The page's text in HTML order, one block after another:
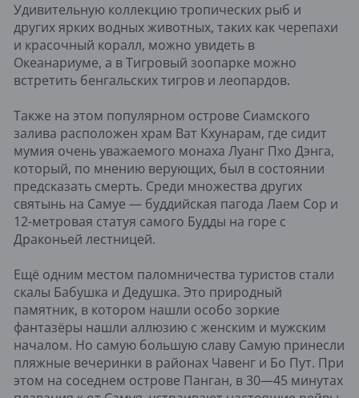
Удивительную коллекцию тропических рыб и
других ярких водных животных, таких как черепахи
и красочный коралл, можно увидеть ​в
Океанариуме, а в Тигровый зоопарке можно
встретить бенгальских тигров и леопардов.
Также на этом популярном острове Сиамского
залива расположен храм Ват Кхунарам, где сидит
мумия очень уважаемого монаха Луанг Пхо Дэнга,
который, по мнению верующих, был в состоянии
предсказать смерть. Среди множества других
святынь на Самуе — буддийская пагода Лаем Сор и
12-метровая статуя самого Будды на горе с
Драконьей лестницей.
Ещё одним местом паломничества туристов стали
скалы Бабушка и Дедушка. Это природный
памятник, в котором нашли особо зоркие
фантазёры нашли аллюзию с женским и мужским
началом. Но самую большую славу Самую принесли
пляжные вечеринки в районах Чавенг и Бо Пут. При
этом на соседнем острове Панган, в 30—45 минутах